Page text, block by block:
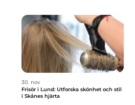
30. nov
Frisör i Lund: Utforska skönhet och stil
i Skånes hjärta